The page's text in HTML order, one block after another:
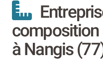
composition
à Nangis